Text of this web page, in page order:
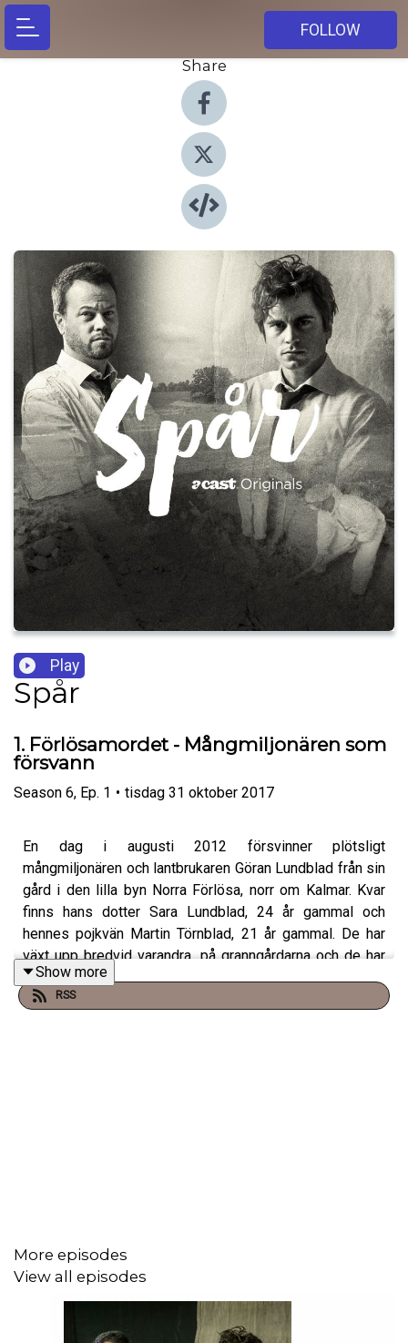
FOLLOW
Share
Play
Spår
1. Förlösamordet - Mångmiljonären som
försvann
Season 6, Ep. 1 • tisdag 31 oktober 2017
En dag i augusti 2012 försvinner plötsligt
mångmiljonären och lantbrukaren Göran Lundblad från sin
gård i den lilla byn Norra Förlösa, norr om Kalmar. Kvar
finns hans dotter Sara Lundblad, 24 år gammal och
hennes pojkvän Martin Törnblad, 21 år gammal. De har
växt upp bredvid varandra, på granngårdarna och de har
bestämt sig för att ignorera den gamla släktfejden
mellan de båda familjerna. De är kära och de vill ha en
Show more
RSS
More episodes
View all episodes